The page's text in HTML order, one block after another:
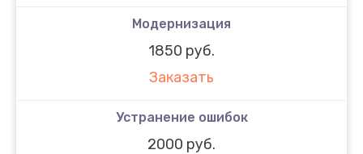
Модернизация
1850 руб.
Заказать
Устранение ошибок
2000 руб.